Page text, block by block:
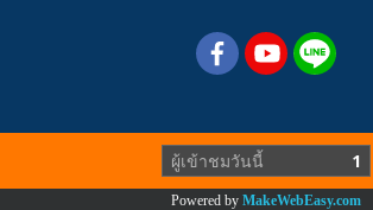
ผู้เข้าชมวันนี้ 1
Powered by MakeWebEasy.com